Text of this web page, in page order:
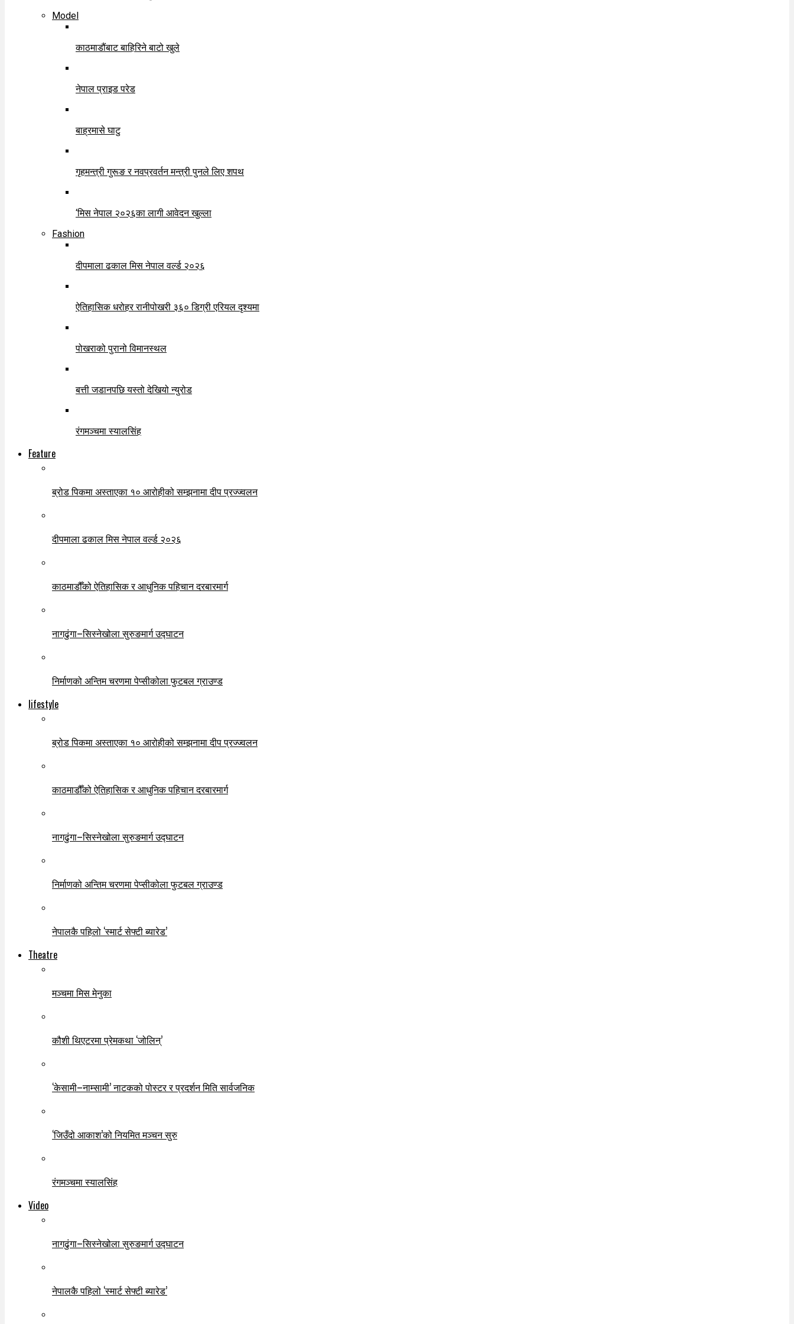
Model
काठमाडौंबाट बाहिरिने बाटो खुले
नेपाल प्राइड परेड
बाह्रमासे घाटु
गृहमन्त्री गुरूङ र नवप्रवर्तन मन्त्री पुनले लिए शपथ
‘मिस नेपाल २०२६का लागी आवेदन खुल्ला
Fashion
दीपमाला ढकाल मिस नेपाल वर्ल्ड २०२६
ऐतिहासिक धरोहर रानीपोखरी ३६० डिग्री एरियल दृश्यमा
पोखराको पुरानो विमानस्थल
बत्ती जडानपछि यस्तो देखियो न्युरोड
रंगमञ्चमा स्यालसिंह
Feature
ब्रोड पिकमा अस्ताएका १० आरोहीको सम्झनामा दीप प्रज्ज्वलन
दीपमाला ढकाल मिस नेपाल वर्ल्ड २०२६
काठमाडौँको ऐतिहासिक र आधुनिक पहिचान दरबारमार्ग
नागढुंगा–सिस्नेखोला सुरुङमार्ग उद्घाटन
निर्माणको अन्तिम चरणमा पेप्सीकोला फुटबल ग्राउण्ड
lifestyle
ब्रोड पिकमा अस्ताएका १० आरोहीको सम्झनामा दीप प्रज्ज्वलन
काठमाडौँको ऐतिहासिक र आधुनिक पहिचान दरबारमार्ग
नागढुंगा–सिस्नेखोला सुरुङमार्ग उद्घाटन
निर्माणको अन्तिम चरणमा पेप्सीकोला फुटबल ग्राउण्ड
नेपालकै पहिलो ‘स्मार्ट सेफ्टी ब्यारेड’
Theatre
मञ्चमा मिस मेनुका
कौशी थिएटरमा प्रेमकथा ‘जोलिन्’
‘केसामी–नाम्सामी’ नाटकको पोस्टर र प्रदर्शन मिति सार्वजनिक
‘जिउँदो आकाश’को नियमित मञ्चन सुरु
रंगमञ्चमा स्यालसिंह
Video
नागढुंगा–सिस्नेखोला सुरुङमार्ग उद्घाटन
नेपालकै पहिलो ‘स्मार्ट सेफ्टी ब्यारेड’